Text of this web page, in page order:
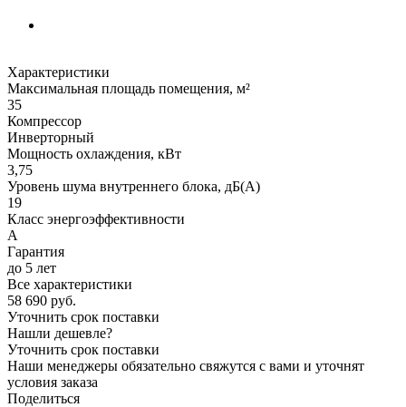
Характеристики
Максимальная площадь помещения, м²
35
Компрессор
Инверторный
Мощность охлаждения, кВт
3,75
Уровень шума внутреннего блока, дБ(А)
19
Класс энергоэффективности
А
Гарантия
до 5 лет
Все характеристики
58 690 руб.
Уточнить срок поставки
Нашли дешевле?
Уточнить срок поставки
Наши менеджеры обязательно свяжутся с вами и уточнят
условия заказа
Поделиться